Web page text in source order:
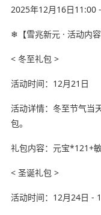
2025年12月16日11:00
❄【雪兆新元 · 活动内容
< 冬至礼包 >
活动时间：12月21日
活动详情：冬至节气当
包。
礼包内容：元宝*121+
< 圣诞礼包 >
活动时间：12月24日 -